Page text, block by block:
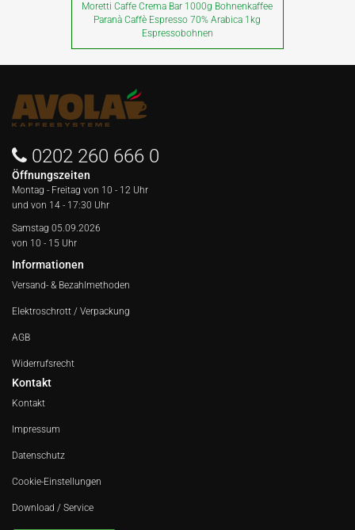
Moretti Caffe Crema Bar 1000g Bohnenkaffee
Paranà Caffè Espresso 70% Arabica 1kg
Espressobohnen
0202 260 666 0
Öffnungszeiten
Montag - Freitag von 10 - 12 Uhr
und von 14 - 17:30 Uhr
Samstag 05.09.2026
von 10 - 15 Uhr
Informationen
Versand- & Bezahlmethoden
Elektroschrott / Verpackung
AGB
Widerrufsrecht
Kontakt
Kontakt
Impressum
Datenschutz
Cookie-Einstellungen
Download / Service